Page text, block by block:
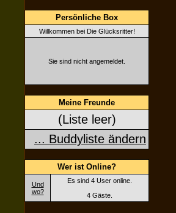
Persönliche Box
Willkommen bei Die Glücksritter!
Sie sind nicht angemeldet.
Meine Freunde
(Liste leer)
... Buddyliste ändern
Wer ist Online?
Und
wo?
Es sind 4 User online.
4 Gäste.